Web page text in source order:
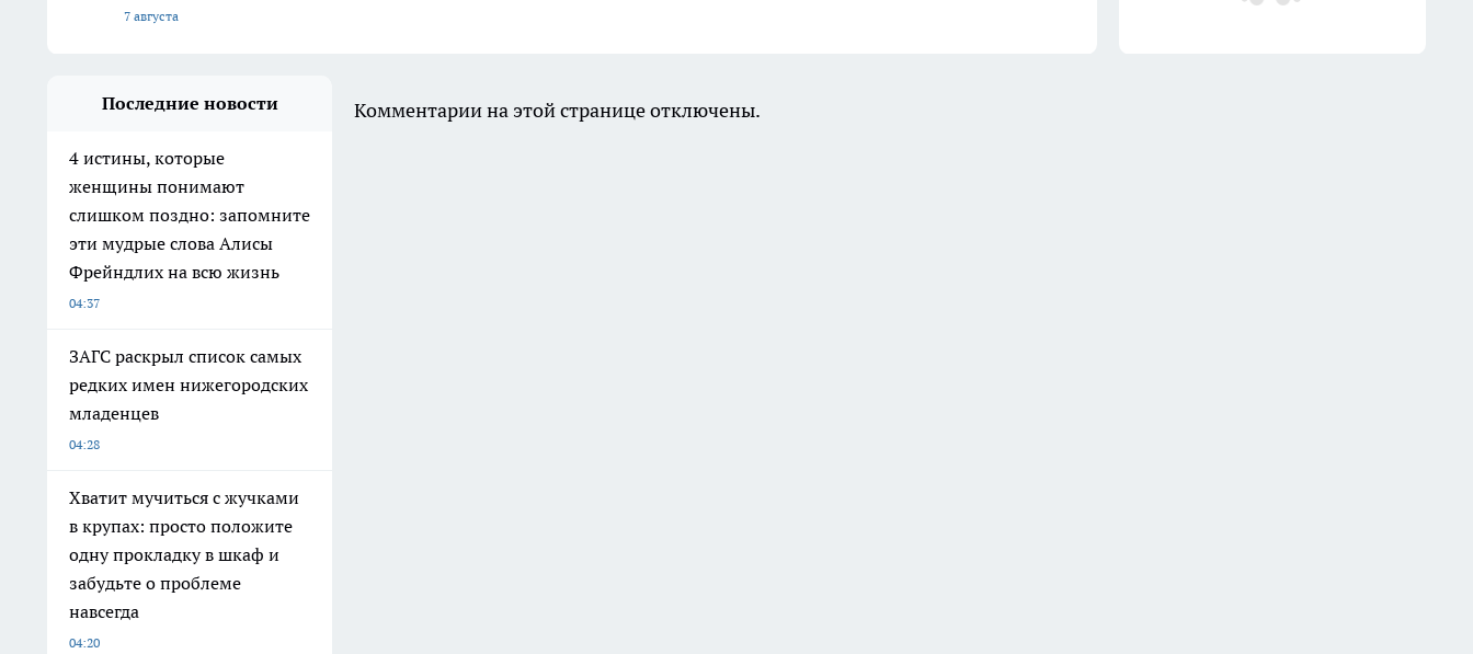
7 августа
Последние новости
4 истины, которые
женщины понимают
слишком поздно: запомните
эти мудрые слова Алисы
Фрейндлих на всю жизнь
04:37
ЗАГС раскрыл список самых
редких имен нижегородских
младенцев
04:28
Хватит мучиться с жучками
в крупах: просто положите
одну прокладку в шкаф и
забудьте о проблеме
навсегда
04:20
Комментарии на этой странице отключены.